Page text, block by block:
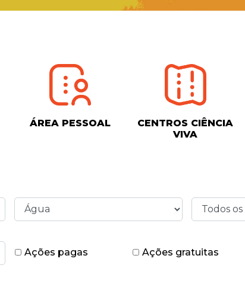
ÁREA PESSOAL
CENTROS CIÊNCIA
VIVA
Ações pagas
Ações gratuitas